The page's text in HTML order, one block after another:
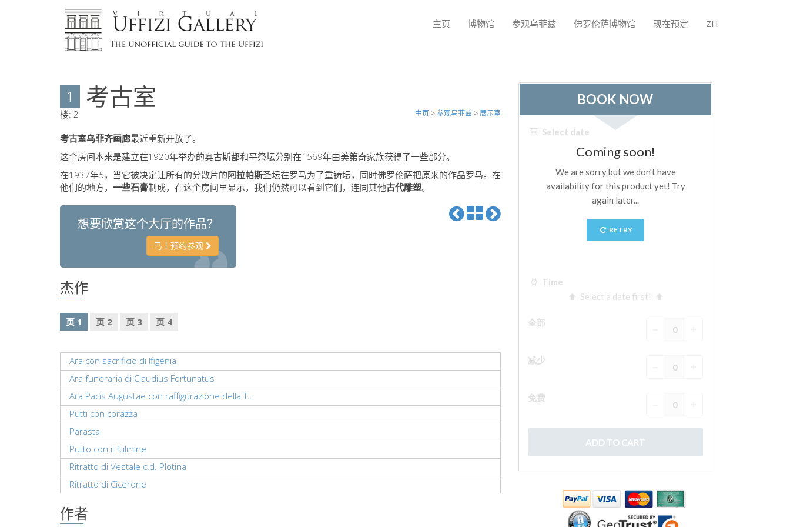
主页 博物馆 参观乌菲兹 佛罗伦萨博物馆 现在预定 ZH
1 考古室
主页 >参观乌菲兹 >展示室
楼: 2
考古室乌菲齐画廊最近重新开放了。
这个房间本来是建立在1920年举办的奥古斯都和平祭坛分别在1569年由美第奇家族获得了一些部分。
在1937年5，当它被决定让所有的分散片的阿拉帕斯圣坛在罗马为了重铸坛，同时佛罗伦萨把原来的作品罗马。在
他们的地方， 一些石膏制成，在这个房间里显示，我们仍然可以看到它们，连同其他古代雕塑。
想要欣赏这个大厅的作品？
马上预约参观
杰作
页 1 页 2 页 3 页 4
Ara con sacrificio di Ifigenia
Ara funeraria di Claudius Fortunatus
Ara Pacis Augustae con raffigurazione della T...
Putti con corazza
Parasta
Putto con il fulmine
Ritratto di Vestale c.d. Plotina
Ritratto di Cicerone
作者